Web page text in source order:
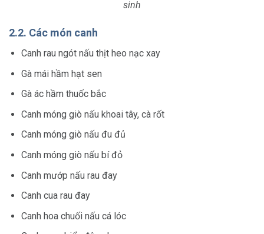
sinh
2.2. Các món canh
Canh rau ngót nấu thịt heo nạc xay
Gà mái hầm hạt sen
Gà ác hầm thuốc bắc
Canh móng giò nấu khoai tây, cà rốt
Canh móng giò nấu đu đủ
Canh móng giò nấu bí đỏ
Canh mướp nấu rau đay
Canh cua rau đay
Canh hoa chuối nấu cá lóc